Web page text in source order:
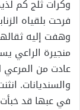
وكرات ثلج كم
فرحت بلقياه
وهفت إليه
منجيرة الراعي
عادت من المرعي
والسنديانات.
في عبها قد